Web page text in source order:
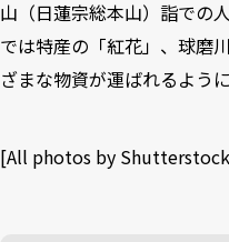
山（日蓮宗総本山）詣での
では特産の「紅花」、球磨
ざまな物資が運ばれるよう
[All photos by